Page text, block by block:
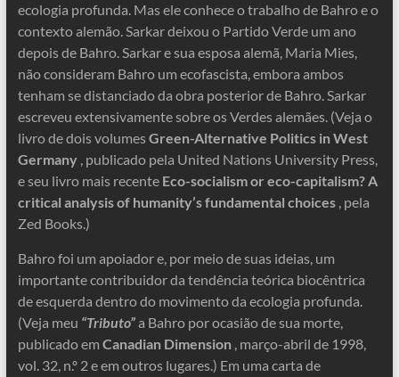
ecologia profunda. Mas ele conhece o trabalho de Bahro e o
contexto alemão. Sarkar deixou o Partido Verde um ano
depois de Bahro. Sarkar e sua esposa alemã, Maria Mies,
não consideram Bahro um ecofascista, embora ambos
tenham se distanciado da obra posterior de Bahro. Sarkar
escreveu extensivamente sobre os Verdes alemães. (Veja o
livro de dois volumesGreen-Alternative Politics in West
Germany, publicado pela United Nations University Press,
e seu livro mais recente Eco-socialism or eco-capitalism? A
critical analysis of humanity’s fundamental choices, pela
Zed Books.)
Bahro foi um apoiador e, por meio de suas ideias, um
importante contribuidor da tendência teórica biocêntrica
de esquerda dentro do movimento da ecologia profunda.
(Veja meu “Tributo”a Bahro por ocasião de sua morte,
publicado em Canadian Dimension, março-abril de 1998,
vol. 32, n.º 2 e em outros lugares.) Em uma carta de